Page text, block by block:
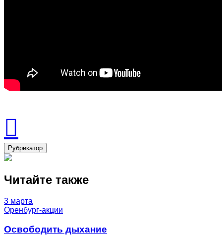
Рубрикатор
Читайте также
3 марта
Оренбург-акции
Освободить дыхание